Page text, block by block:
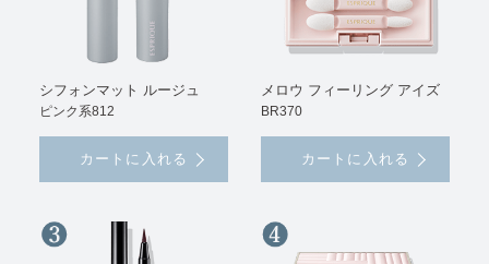
シフォンマット ルージュ
ピンク系812
カートに入れる
メロウ フィーリング アイズ
BR370
カートに入れる